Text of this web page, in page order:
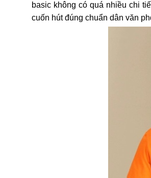
basic không có quá nhiều chi
cuốn hút đúng chuẩn dân văn